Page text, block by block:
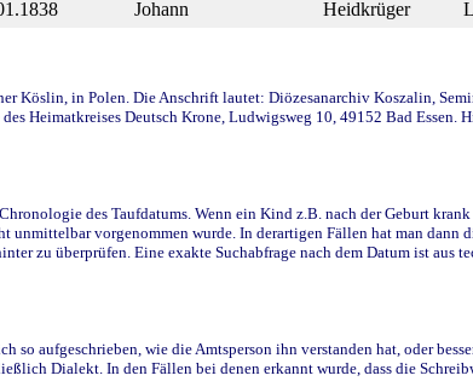
Johann Heidkrüger
Köslin, in Polen. Die Anschrift lautet: Diözesanarchiv Koszalin,
Heimatkreises Deutsch Krone, Ludwigsweg 10, 49152 Bad Essen.
des Taufdatums. Wenn ein Kind z.B. nach der Geburt
vorgenommen wurde. In derartigen Fällen hat man dann
zu überprüfen. Eine exakte Suchabfrage nach dem Datum ist aus
aufgeschrieben, wie die Amtsperson ihn verstanden hat, oder
Dialekt. In den Fällen bei denen erkannt wurde, dass die